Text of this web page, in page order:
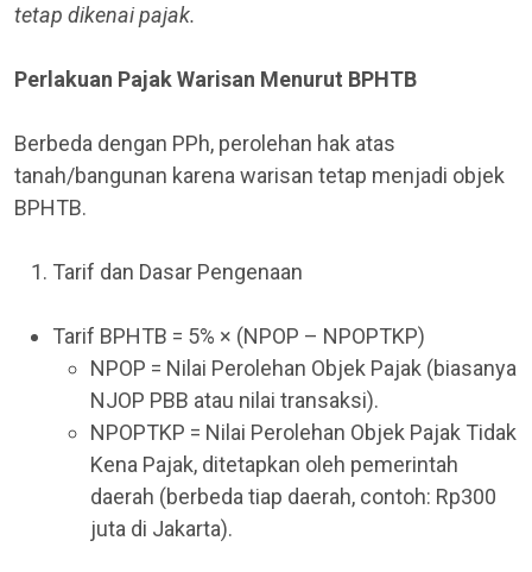
tetap dikenai pajak.
Perlakuan Pajak Warisan Menurut BPHTB
Berbeda dengan PPh, perolehan hak atas
tanah/bangunan karena warisan tetap menjadi objek
BPHTB.
Tarif dan Dasar Pengenaan
Tarif BPHTB = 5% × (NPOP – NPOPTKP)
NPOP = Nilai Perolehan Objek Pajak (biasanya
NJOP PBB atau nilai transaksi).
NPOPTKP = Nilai Perolehan Objek Pajak Tidak
Kena Pajak, ditetapkan oleh pemerintah
daerah (berbeda tiap daerah, contoh: Rp300
juta di Jakarta).